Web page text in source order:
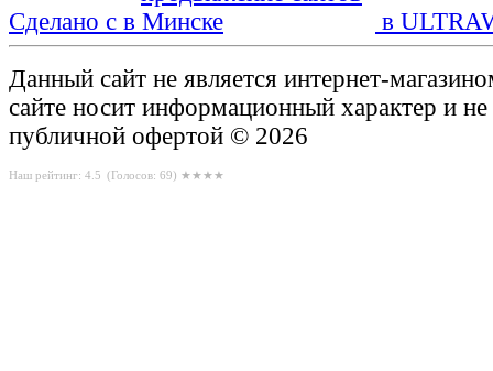
Сделано с в
Данный сайт не является интернет-
сайте носит информационный характер и не
публичной офертой © 2026
Наш рейтинг: 4.5 (Голосов: 69) ★★★★